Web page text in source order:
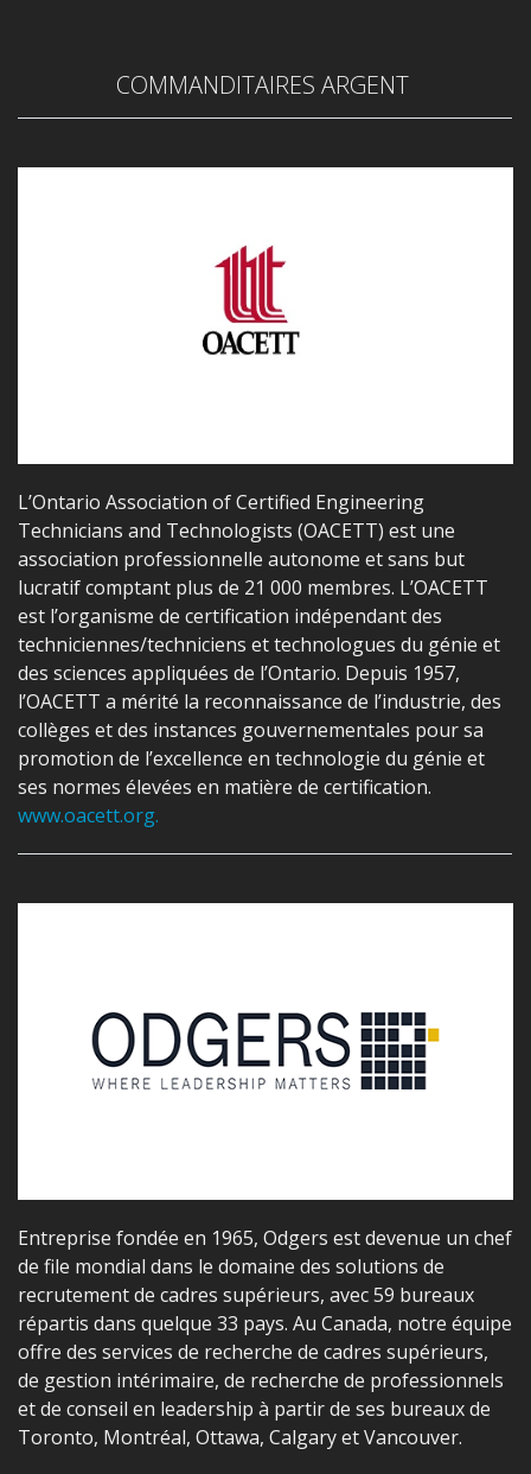
COMMANDITAIRES ARGENT
L’Ontario Association of Certified Engineering
Technicians and Technologists (OACETT) est une
association professionnelle autonome et sans but
lucratif comptant plus de 21 000 membres. L’OACETT
est l’organisme de certification indépendant des
techniciennes/techniciens et technologues du génie et
des sciences appliquées de l’Ontario. Depuis 1957,
l’OACETT a mérité la reconnaissance de l’industrie, des
collèges et des instances gouvernementales pour sa
promotion de l’excellence en technologie du génie et
ses normes élevées en matière de certification.
www.oacett.org.
Entreprise fondée en 1965, Odgers est devenue un chef
de file mondial dans le domaine des solutions de
recrutement de cadres supérieurs, avec 59 bureaux
répartis dans quelque 33 pays. Au Canada, notre équipe
offre des services de recherche de cadres supérieurs,
de gestion intérimaire, de recherche de professionnels
et de conseil en leadership à partir de ses bureaux de
Toronto, Montréal, Ottawa, Calgary et Vancouver.